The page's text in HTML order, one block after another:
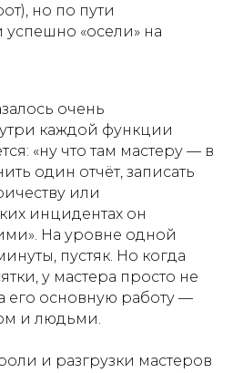
но по пути
«осели» на
очень
каждой функции
«ну что там мастеру — в
один отчёт, записать
или
инцидентах он
На уровне одной
пустяк. Но когда
у мастера просто не
его основную работу —
и людьми.
и разгрузки мастеров